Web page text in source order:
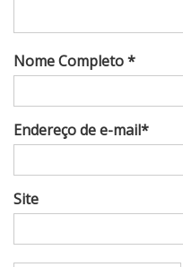
Nome Completo *
Endereço de e-mail*
Site